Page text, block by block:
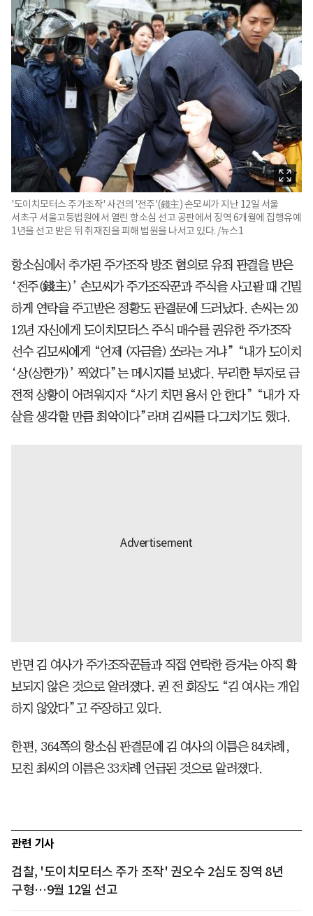
'도이치모터스 주가조작' 사건의 '전주'(錢主) 손모씨가 지난 12일 서울
서초구 서울고등법원에서 열린 항소심 선고 공판에서 징역 6개월에 집행유예
1년을 선고 받은 뒤 취재진을 피해 법원을 나서고 있다. /뉴스1
항소심에서 추가된 주가조작 방조 혐의로 유죄 판결을 받은
‘전주(錢主)’ 손모씨가 주가조작꾼과 주식을 사고팔 때 긴밀
하게 연락을 주고받은 정황도 판결문에 드러났다. 손씨는 20
12년 자신에게 도이치모터스 주식 매수를 권유한 주가조작
선수 김모씨에게 “언제 (자금을) 쏘라는 거냐” “내가 도이치
‘상(상한가)’ 찍었다”는 메시지를 보냈다. 무리한 투자로 금
전적 상황이 어려워지자 “사기 치면 용서 안 한다” “내가 자
살을 생각할 만큼 최악이다”라며 김씨를 다그치기도 했다.
반면 김 여사가 주가조작꾼들과 직접 연락한 증거는 아직 확
보되지 않은 것으로 알려졌다. 권 전 회장도 “김 여사는 개입
하지 않았다”고 주장하고 있다.
한편, 364쪽의 항소심 판결문에 김 여사의 이름은 84차례,
모친 최씨의 이름은 33차례 언급된 것으로 알려졌다.
관련 기사
검찰, '도이치모터스 주가 조작' 권오수 2심도 징역 8년
구형…9월 12일 선고